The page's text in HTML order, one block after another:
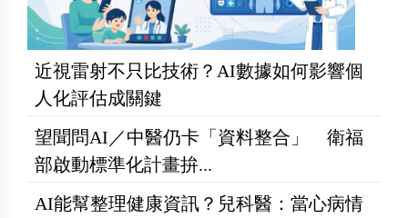
近視雷射不只比技術？AI數據如何影響個
人化評估成關鍵
望聞問AI／中醫仍卡「資料整合」 衛福
部啟動標準化計畫拚...
AI能幫整理健康資訊？兒科醫：當心病情